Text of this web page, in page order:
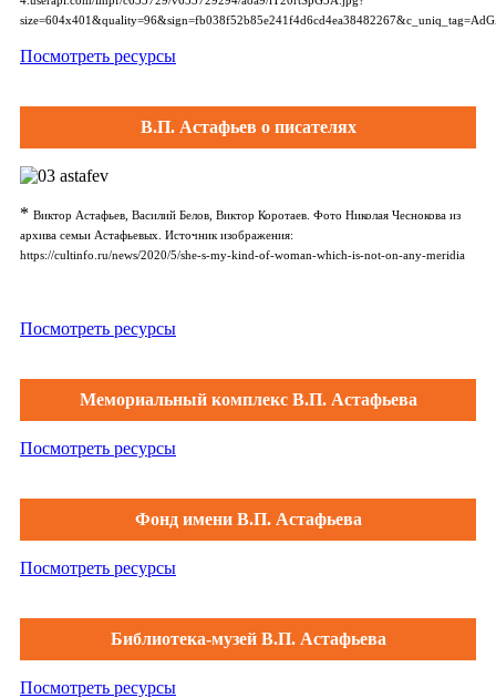
Посмотреть ресурсы
В.П. Астафьев о писателях
* Виктор Астафьев, Василий Белов, Виктор Коротаев. Фото Николая Чеснокова из
архива семьи Астафьевых. Источник изображения:
https://cultinfo.ru/news/2020/5/she-s-my-kind-of-woman-which-is-not-on-any-meridia
Посмотреть ресурсы
Мемориальный комплекс В.П. Астафьева
Посмотреть ресурсы
Фонд имени В.П. Астафьева
Посмотреть ресурсы
Библиотека-музей В.П. Астафьева
Посмотреть ресурсы